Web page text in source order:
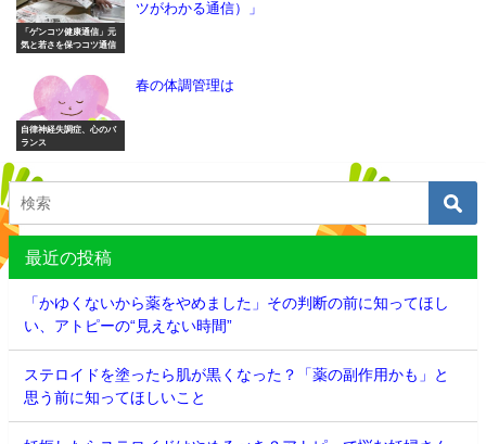
「ゲンコツ健康通信」元
気と若さを保つコツ通信
ツがわかる通信）」
自律神経失調症、心のバ
ランス
春の体調管理は
最近の投稿
「かゆくないから薬をやめました」その判断の前に知ってほし
い、アトピーの“見えない時間”
ステロイドを塗ったら肌が黒くなった？「薬の副作用かも」と
思う前に知ってほしいこと